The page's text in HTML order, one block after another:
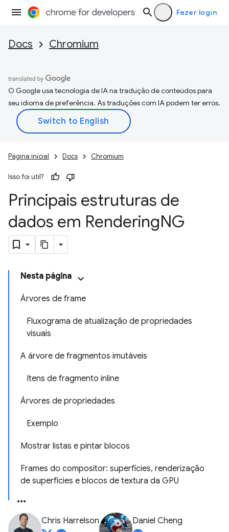
Fazer login
Docs Chromium
O Google usa tecnologia de IA na tradução de conteúdos para
seu idioma de preferência. As traduções com IA podem ter erros.
Página inicial Docs Chromium
Isso foi útil?
Principais estruturas de
dados em RenderingNG
Nesta página
Árvores de frame
Fluxograma de atualização de propriedades
visuais
A árvore de fragmentos imutáveis
Itens de fragmento inline
Árvores de propriedades
Exemplo
Mostrar listas e pintar blocos
Frames do compositor: superfícies, renderização
de superfícies e blocos de textura da GPU
Chris Harrelson Daniel Cheng